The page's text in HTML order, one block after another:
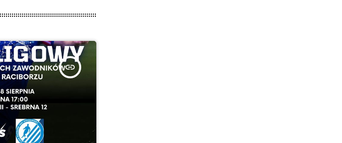
insert_link